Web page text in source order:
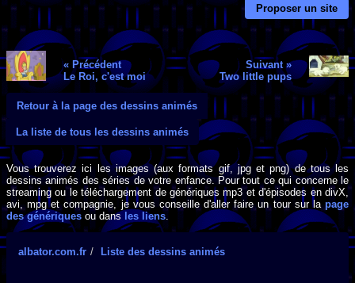
Proposer un site
« Précédent
Le Roi, c'est moi
Suivant »
Two little pups
Retour à la page des dessins animés
La liste de tous les dessins animés
Vous trouverez ici les images (aux formats gif, jpg et png) de tous les
dessins animés des séries de votre enfance. Pour tout ce qui concerne le
streaming ou le téléchargement de génériques mp3 et d'épisodes en divX,
avi, mpg et compagnie, je vous conseille d'aller faire un tour sur la page
des génériques ou dans les liens
albator.com.fr Liste des dessins animés